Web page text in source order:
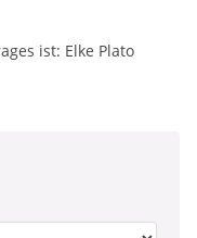
ist: Elke Plato